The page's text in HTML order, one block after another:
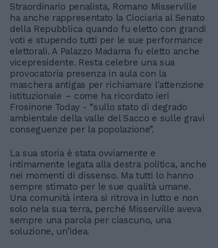
Straordinario penalista, Romano Misserville
ha anche rappresentato la Ciociaria al Senato
della Repubblica quando fu eletto con grandi
voti e stupendo tutti per le sue performance
elettorali. A Palazzo Madama fu eletto anche
vicepresidente. Resta celebre una sua
provocatoria presenza in aula con la
maschera antigas per richiamare l'attenzione
istituzionale – come ha ricordato ieri
Frosinone Today - “sullo stato di degrado
ambientale della valle del Sacco e sulle gravi
conseguenze per la popolazione”.
La sua storia è stata ovviamente e
intimamente legata alla destra politica, anche
nei momenti di dissenso. Ma tutti lo hanno
sempre stimato per le sue qualità umane.
Una comunità intera si ritrova in lutto e non
solo nela sua terra, perché Misserville aveva
sempre una parola per ciascuno, una
soluzione, un’idea.